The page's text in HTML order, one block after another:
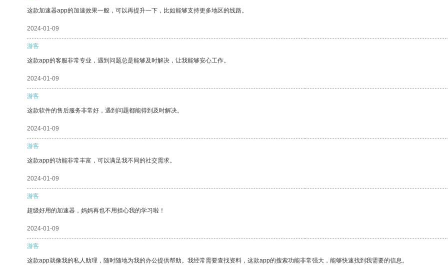
这款加速器app的加速效果一般，可以再提升一下，比如能够支持更多地区的线路。
2024-01-09
游客
这款app的客服非常专业，遇到问题总是能够及时解决，让我能够安心工作。
2024-01-09
游客
这款软件的售后服务非常好，遇到问题都能得到及时解决。
2024-01-09
游客
这款app的功能非常丰富，可以满足我不同的社交需求。
2024-01-09
游客
超级好用的加速器，妈妈再也不用担心我的学习啦！
2024-01-09
游客
这款app就像我的私人助理，随时随地为我的办公提供帮助。我经常需要查找资料，这款app的搜索功能非常强大，能够快速找到我需要的信息。